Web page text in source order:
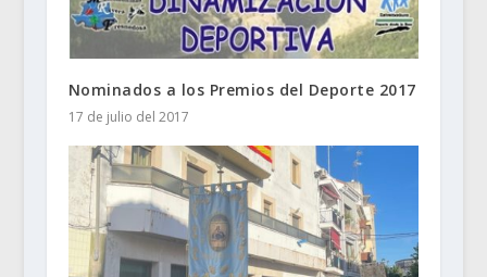
Nominados a los Premios del Deporte 2017
17 de julio del 2017